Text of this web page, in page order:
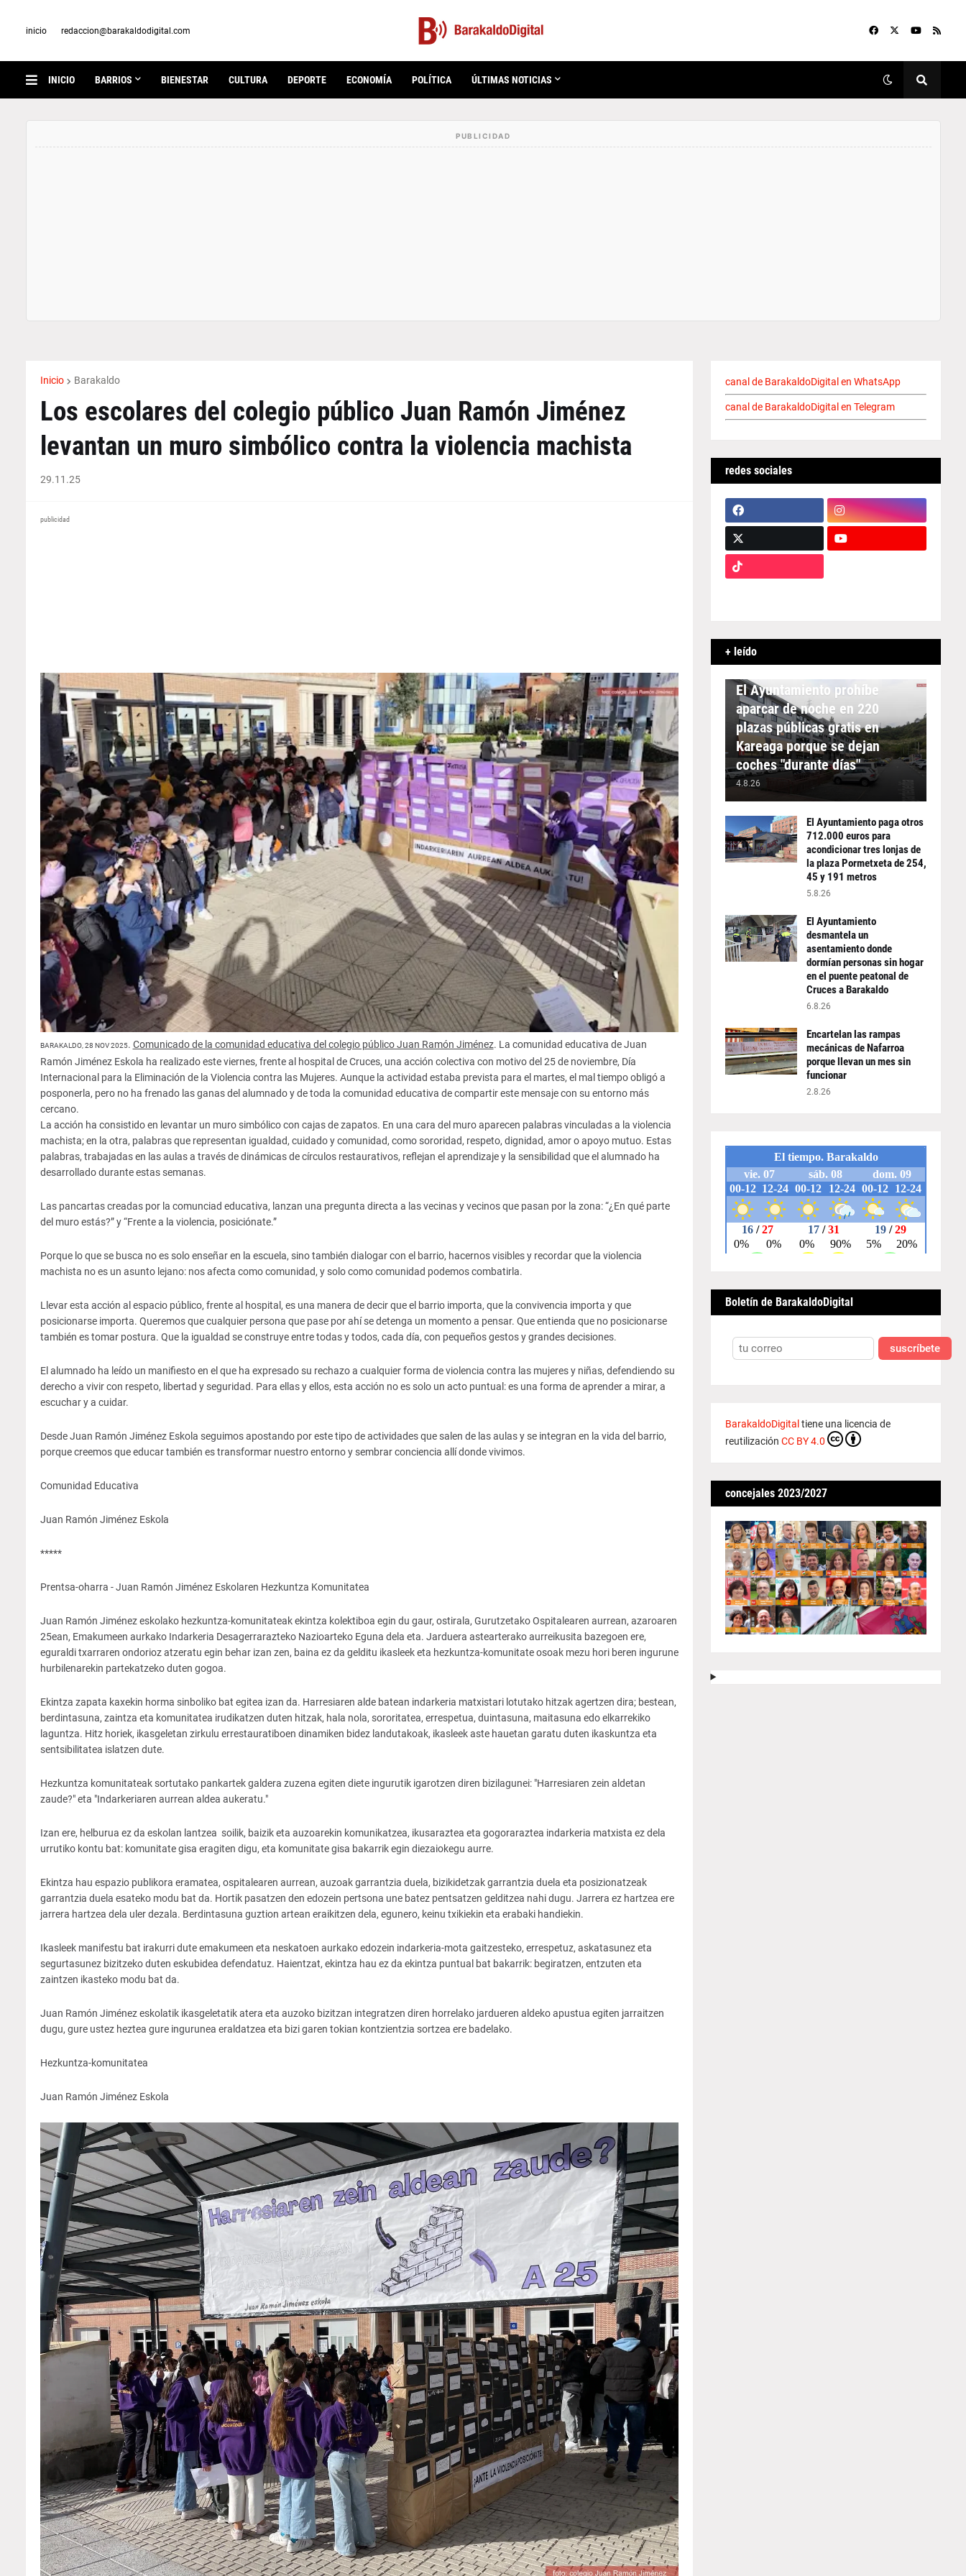
inicio redaccion@barakaldodigital.com
INICIO BARRIOS BIENESTAR CULTURA DEPORTE ECONOMÍA POLÍTICA ÚLTIMAS NOTICIAS
Inicio Barakaldo
Los escolares del colegio público Juan Ramón Jiménez
levantan un muro simbólico contra la violencia machista
29.11.25
publicidad
BARAKALDO, 28 NOV 2025. Comunicado de la comunidad educativa del colegio público Juan Ramón Jiménez. La comunidad educativa de Juan
Ramón Jiménez Eskola ha realizado este viernes, frente al hospital de Cruces, una acción colectiva con motivo del 25 de noviembre, Día
Internacional para la Eliminación de la Violencia contra las Mujeres. Aunque la actividad estaba prevista para el martes, el mal tiempo obligó a
posponerla, pero no ha frenado las ganas del alumnado y de toda la comunidad educativa de compartir este mensaje con su entorno más
cercano.
La acción ha consistido en levantar un muro simbólico con cajas de zapatos. En una cara del muro aparecen palabras vinculadas a la violencia
machista; en la otra, palabras que representan igualdad, cuidado y comunidad, como sororidad, respeto, dignidad, amor o apoyo mutuo. Estas
palabras, trabajadas en las aulas a través de dinámicas de círculos restaurativos, reflejan el aprendizaje y la sensibilidad que el alumnado ha
desarrollado durante estas semanas.
Las pancartas creadas por la comunciad educativa, lanzan una pregunta directa a las vecinas y vecinos que pasan por la zona: “¿En qué parte
del muro estás?” y “Frente a la violencia, posiciónate.”
Porque lo que se busca no es solo enseñar en la escuela, sino también dialogar con el barrio, hacernos visibles y recordar que la violencia
machista no es un asunto lejano: nos afecta como comunidad, y solo como comunidad podemos combatirla.
Llevar esta acción al espacio público, frente al hospital, es una manera de decir que el barrio importa, que la convivencia importa y que
posicionarse importa. Queremos que cualquier persona que pase por ahí se detenga un momento a pensar. Que entienda que no posicionarse
también es tomar postura. Que la igualdad se construye entre todas y todos, cada día, con pequeños gestos y grandes decisiones.
El alumnado ha leído un manifiesto en el que ha expresado su rechazo a cualquier forma de violencia contra las mujeres y niñas, defendiendo su
derecho a vivir con respeto, libertad y seguridad. Para ellas y ellos, esta acción no es solo un acto puntual: es una forma de aprender a mirar, a
escuchar y a cuidar.
Desde Juan Ramón Jiménez Eskola seguimos apostando por este tipo de actividades que salen de las aulas y se integran en la vida del barrio,
porque creemos que educar también es transformar nuestro entorno y sembrar conciencia allí donde vivimos.
Comunidad Educativa
Juan Ramón Jiménez Eskola
*****
Prentsa-oharra - Juan Ramón Jiménez Eskolaren Hezkuntza Komunitatea
Juan Ramón Jiménez eskolako hezkuntza-komunitateak ekintza kolektiboa egin du gaur, ostirala, Gurutzetako Ospitalearen aurrean, azaroaren
25ean, Emakumeen aurkako Indarkeria Desagerrarazteko Nazioarteko Eguna dela eta. Jarduera astearterako aurreikusita bazegoen ere,
eguraldi txarraren ondorioz atzeratu egin behar izan zen, baina ez da gelditu ikasleek eta hezkuntza-komunitate osoak mezu hori beren ingurune
hurbilenarekin partekatzeko duten gogoa.
Ekintza zapata kaxekin horma sinboliko bat egitea izan da. Harresiaren alde batean indarkeria matxistari lotutako hitzak agertzen dira; bestean,
berdintasuna, zaintza eta komunitatea irudikatzen duten hitzak, hala nola, sororitatea, errespetua, duintasuna, maitasuna edo elkarrekiko
laguntza. Hitz horiek, ikasgeletan zirkulu errestauratiboen dinamiken bidez landutakoak, ikasleek aste hauetan garatu duten ikaskuntza eta
sentsibilitatea islatzen dute.
Hezkuntza komunitateak sortutako pankartek galdera zuzena egiten diete ingurutik igarotzen diren bizilagunei: "Harresiaren zein aldetan
zaude?" eta "Indarkeriaren aurrean aldea aukeratu."
Izan ere, helburua ez da eskolan lantzea soilik, baizik eta auzoarekin komunikatzea, ikusaraztea eta gogoraraztea indarkeria matxista ez dela
urrutiko kontu bat: komunitate gisa eragiten digu, eta komunitate gisa bakarrik egin diezaiokegu aurre.
Ekintza hau espazio publikora eramatea, ospitalearen aurrean, auzoak garrantzia duela, bizikidetzak garrantzia duela eta posizionatzeak
garrantzia duela esateko modu bat da. Hortik pasatzen den edozein pertsona une batez pentsatzen gelditzea nahi dugu. Jarrera ez hartzea ere
jarrera hartzea dela uler dezala. Berdintasuna guztion artean eraikitzen dela, egunero, keinu txikiekin eta erabaki handiekin.
Ikasleek manifestu bat irakurri dute emakumeen eta neskatoen aurkako edozein indarkeria-mota gaitzesteko, errespetuz, askatasunez eta
segurtasunez bizitzeko duten eskubidea defendatuz. Haientzat, ekintza hau ez da ekintza puntual bat bakarrik: begiratzen, entzuten eta
zaintzen ikasteko modu bat da.
Juan Ramón Jiménez eskolatik ikasgeletatik atera eta auzoko bizitzan integratzen diren horrelako jardueren aldeko apustua egiten jarraitzen
dugu, gure ustez heztea gure ingurunea eraldatzea eta bizi garen tokian kontzientzia sortzea ere badelako.
Hezkuntza-komunitatea
Juan Ramón Jiménez Eskola
canal de BarakaldoDigital en WhatsApp
canal de BarakaldoDigital en Telegram
redes sociales
+ leído
APARCAMIENTO
El Ayuntamiento prohíbe
aparcar de noche en 220
plazas públicas gratis en
Kareaga porque se dejan
coches "durante días"
4.8.26
El Ayuntamiento paga otros
712.000 euros para
acondicionar tres lonjas de
la plaza Pormetxeta de 254,
45 y 191 metros
5.8.26
El Ayuntamiento
desmantela un
asentamiento donde
dormían personas sin hogar
en el puente peatonal de
Cruces a Barakaldo
6.8.26
Encartelan las rampas
mecánicas de Nafarroa
porque llevan un mes sin
funcionar
2.8.26
Boletín de BarakaldoDigital
suscríbete
BarakaldoDigital tiene una licencia de
reutilización CC BY 4.0
concejales 2023/2027